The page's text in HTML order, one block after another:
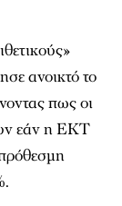
ανοικτό το
πως οι
εάν η ΕΚΤ